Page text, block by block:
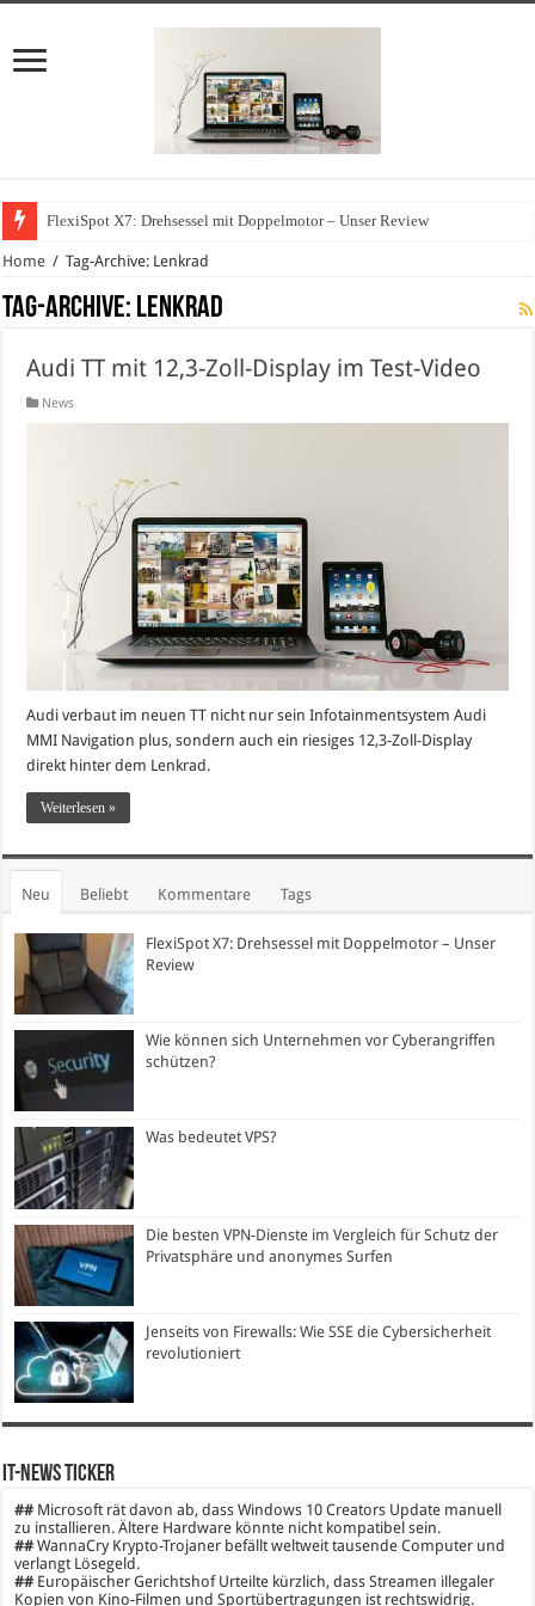
FlexiSpot X7: Drehsessel mit Doppelmotor – Unser Review
Home / Tag-Archive: Lenkrad
Tag-Archive: Lenkrad
Audi TT mit 12,3-Zoll-Display im Test-Video
News
Audi verbaut im neuen TT nicht nur sein Infotainmentsystem Audi
MMI Navigation plus, sondern auch ein riesiges 12,3-Zoll-Display
direkt hinter dem Lenkrad.
Weiterlesen »
Neu Beliebt Kommentare Tags
FlexiSpot X7: Drehsessel mit Doppelmotor – Unser
Review
Wie können sich Unternehmen vor Cyberangriffen
schützen?
Was bedeutet VPS?
Die besten VPN-Dienste im Vergleich für Schutz der
Privatsphäre und anonymes Surfen
Jenseits von Firewalls: Wie SSE die Cybersicherheit
revolutioniert
IT-News Ticker
## Microsoft rät davon ab, dass Windows 10 Creators Update manuell
zu installieren. Ältere Hardware könnte nicht kompatibel sein.
## WannaCry Krypto-Trojaner befällt weltweit tausende Computer und
verlangt Lösegeld.
## Europäischer Gerichtshof Urteilte kürzlich, dass Streamen illegaler
Kopien von Kino-Filmen und Sportübertragungen ist rechtswidrig.